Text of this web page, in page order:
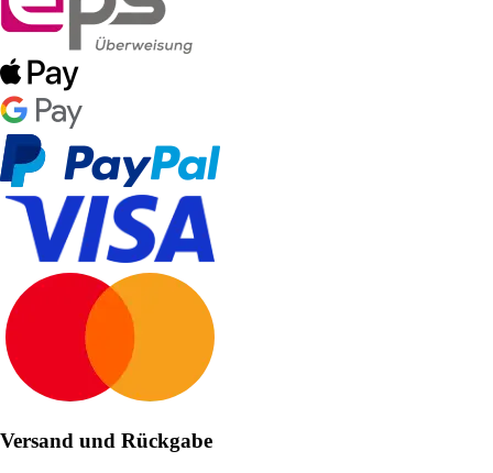
Versand und Rückgabe